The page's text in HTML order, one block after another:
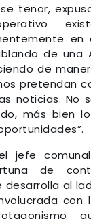
tenor,
en
de una
de
pretendan
noticias. No
más bien
jefe
de
desarrolla al
con